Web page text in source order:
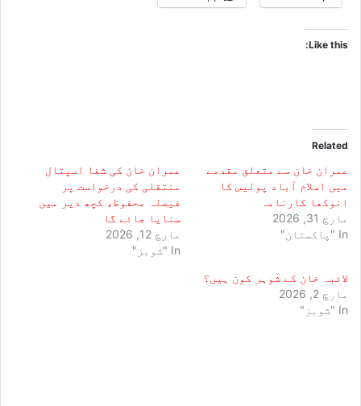
Like this:
Related
عمران خان سے متعلق مقدمے
میں اسلام آباد پولیس کا
انوکھا کارنامہ
مارچ 31, 2026
In "پاکستان"
عمران خان کی شفا اسپتال
منتقلی کی درخواست پر
فیصلہ محفوظ، کچھ دیر میں
سنایا جائے گا
مارچ 12, 2026
In "شوبز"
لائبہ خان کے شوہر کون ہیں؟
مارچ 2, 2026
In "شوبز"